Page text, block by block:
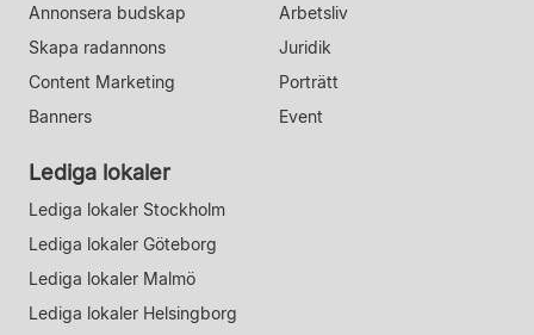
Annonsera budskap
Skapa radannons
Content Marketing
Banners
Arbetsliv
Juridik
Porträtt
Event
Lediga lokaler
Lediga lokaler Stockholm
Lediga lokaler Göteborg
Lediga lokaler Malmö
Lediga lokaler Helsingborg